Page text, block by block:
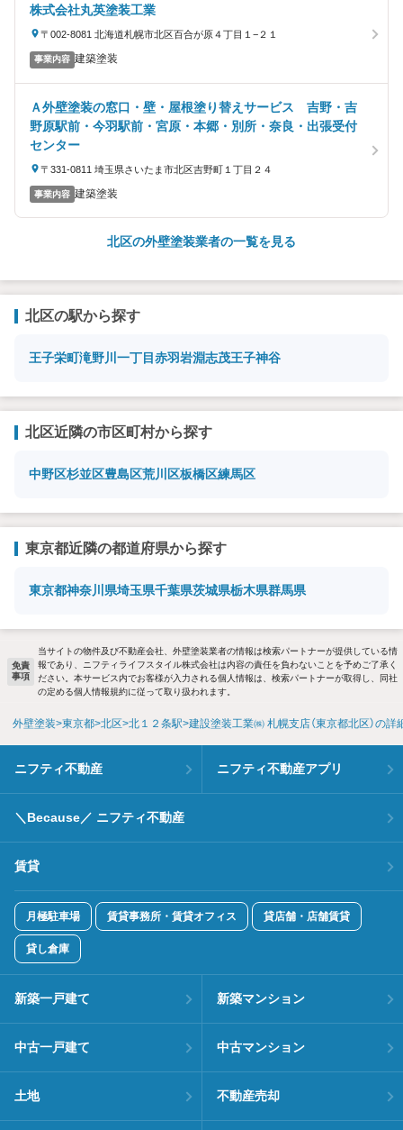
株式会社丸英塗装工業
〒002-8081 北海道札幌市北区百合が原４丁目１−２１
事業内容 建築塗装
Ａ外壁塗装の窓口・壁・屋根塗り替えサービス 吉野・吉
野原駅前・今羽駅前・宮原・本郷・別所・奈良・出張受付
センター
〒331-0811 埼玉県さいたま市北区吉野町１丁目２４
事業内容 建築塗装
北区の外壁塗装業者の一覧を見る
北区の駅から探す
王子栄町滝野川一丁目赤羽岩淵志茂王子神谷
北区近隣の市区町村から探す
中野区杉並区豊島区荒川区板橋区練馬区
東京都近隣の都道府県から探す
東京都神奈川県埼玉県千葉県茨城県栃木県群馬県
免責
事項
当サイトの物件及び不動産会社、外壁塗装業者の情報は検索パートナーが提供している情
報であり、ニフティライフスタイル株式会社は内容の責任を負わないことを予めご了承く
ださい。本サービス内でお客様が入力される個人情報は、検索パートナーが取得し、同社
の定める個人情報規約に従って取り扱われます。
外壁塗装 東京都 北区 北１２条駅 建設塗装工業㈱ 札幌支店（東京都北区）の詳
ニフティ不動産 ニフティ不動産アプリ
＼Because／ ニフティ不動産
賃貸
月極駐車場 賃貸事務所・賃貸オフィス 貸店舗・店舗賃貸
貸し倉庫
新築一戸建て 新築マンション
中古一戸建て 中古マンション
土地 不動産売却